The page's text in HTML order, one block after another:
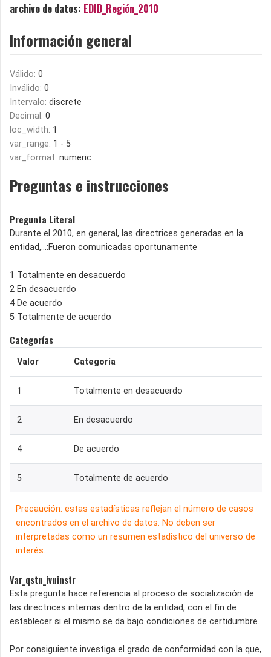
archivo de datos: EDID_Región_2010
Información general
Válido: 0
Inválido: 0
Intervalo: discrete
Decimal: 0
loc_width: 1
var_range: 1 - 5
var_format: numeric
Preguntas e instrucciones
Pregunta Literal
Durante el 2010, en general, las directrices generadas en la
entidad,…:Fueron comunicadas oportunamente
1 Totalmente en desacuerdo
2 En desacuerdo
4 De acuerdo
5 Totalmente de acuerdo
Categorías
Valor Categoría
1 Totalmente en desacuerdo
2 En desacuerdo
4 De acuerdo
5 Totalmente de acuerdo
Precaución: estas estadísticas reflejan el número de casos
encontrados en el archivo de datos. No deben ser
interpretadas como un resumen estadístico del universo de
interés.
Var_qstn_ivuinstr
Esta pregunta hace referencia al proceso de socialización de
las directrices internas dentro de la entidad, con el fin de
establecer si el mismo se da bajo condiciones de certidumbre.
Por consiguiente investiga el grado de conformidad con la que,